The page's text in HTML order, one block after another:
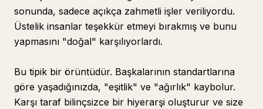
sonunda, sadece açıkça zahmetli işler veriliyordu.
Üstelik insanlar teşekkür etmeyi bırakmış ve bunu
yapmasını "doğal" karşılıyorlardı.
Bu tipik bir örüntüdür. Başkalarının standartlarına
göre yaşadığınızda, "eşitlik" ve "ağırlık" kaybolur.
Karşı taraf bilinçsizce bir hiyerarşi oluşturur ve size